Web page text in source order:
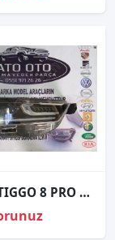
CHERY TIGGO 8 PRO MAX ORJINAL ÇIKMA SAĞ FAR